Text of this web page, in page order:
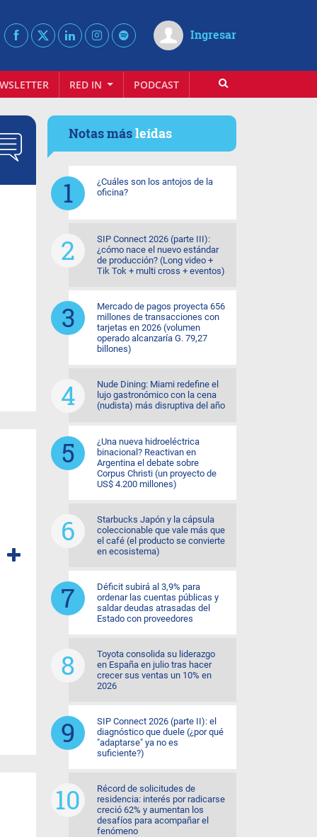
Ingresar
RED IN PODCAST
Notas másleídas
¿Cuáles son los antojos de la
oficina?
SIP Connect 2026 (parte III):
¿cómo nace el nuevo estándar
de producción? (Long video +
Tik Tok + multi cross + eventos)
Mercado de pagos proyecta 656
millones de transacciones con
tarjetas en 2026 (volumen
operado alcanzaría G. 79,27
billones)
Nude Dining: Miami redefine el
lujo gastronómico con la cena
(nudista) más disruptiva del año
¿Una nueva hidroeléctrica
binacional? Reactivan en
Argentina el debate sobre
Corpus Christi (un proyecto de
US$ 4.200 millones)
Starbucks Japón y la cápsula
coleccionable que vale más que
el café (el producto se convierte
en ecosistema)
Déficit subirá al 3,9% para
ordenar las cuentas públicas y
saldar deudas atrasadas del
Estado con proveedores
Toyota consolida su liderazgo
en España en julio tras hacer
crecer sus ventas un 10% en
2026
SIP Connect 2026 (parte II): el
diagnóstico que duele (¿por qué
"adaptarse" ya no es
suficiente?)
Récord de solicitudes de
residencia: interés por radicarse
creció 62% y aumentan los
desafíos para acompañar el
fenómeno